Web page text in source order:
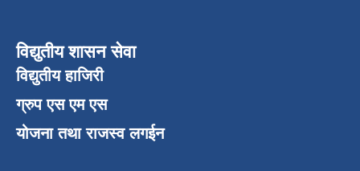
विद्युतीय शासन सेवा
विद्युतीय हाजिरी
ग्रुप एस एम एस
योजना तथा राजस्व लगईन